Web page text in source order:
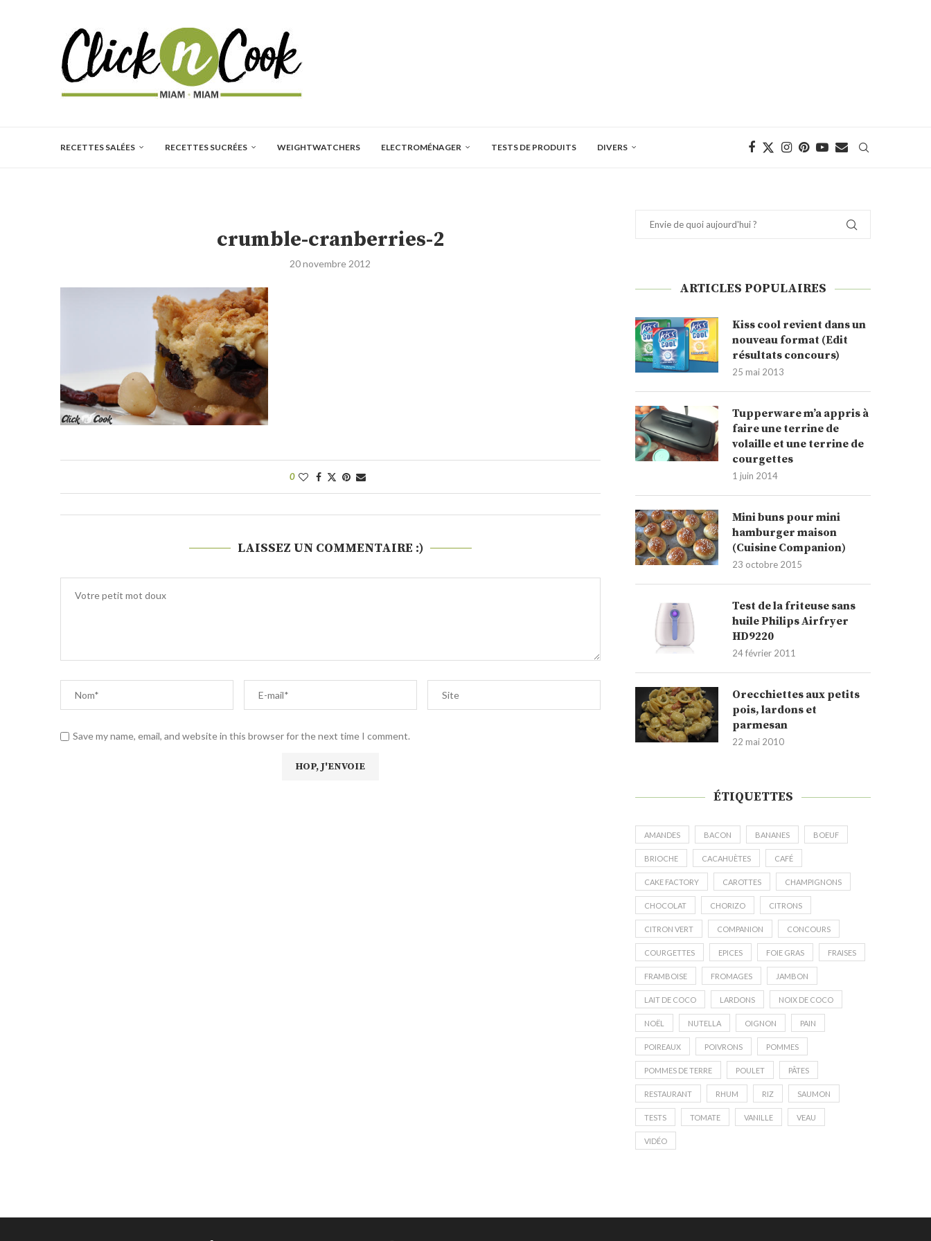
RECETTES SALÉES RECETTES SUCRÉES WEIGHTWATCHERS ELECTROMÉNAGER TESTS DE PRODUITS DIVERS
crumble-cranberries-2
20 novembre 2012
0
LAISSEZ UN COMMENTAIRE :)
Save my name, email, and website in this browser for the next time I comment.
ARTICLES POPULAIRES
Kiss cool revient dans un
nouveau format (Edit
résultats concours)
25 mai 2013
Tupperware m’a appris à
faire une terrine de
volaille et une terrine de
courgettes
1 juin 2014
Mini buns pour mini
hamburger maison
(Cuisine Companion)
23 octobre 2015
Test de la friteuse sans
huile Philips Airfryer
HD9220
24 février 2011
Orecchiettes aux petits
pois, lardons et
parmesan
22 mai 2010
ÉTIQUETTES
AMANDES BACON BANANES BOEUF
BRIOCHE CACAHUÈTES CAFÉ
CAKE FACTORY CAROTTES CHAMPIGNONS
CHOCOLAT CHORIZO CITRONS
CITRON VERT COMPANION CONCOURS
COURGETTES EPICES FOIE GRAS FRAISES
FRAMBOISE FROMAGES JAMBON
LAIT DE COCO LARDONS NOIX DE COCO
NOËL NUTELLA OIGNON PAIN
POIREAUX POIVRONS POMMES
POMMES DE TERRE POULET PÂTES
RESTAURANT RHUM RIZ SAUMON
TESTS TOMATE VANILLE VEAU
VIDÉO